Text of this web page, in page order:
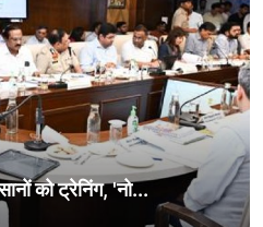
को ट्रेनिंग, 'नो...